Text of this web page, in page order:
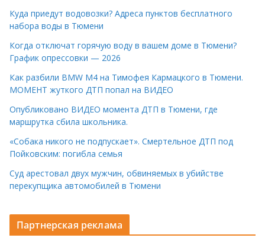
Куда приедут водовозки? Адреса пунктов бесплатного
набора воды в Тюмени
Когда отключат горячую воду в вашем доме в Тюмени?
График опрессовки — 2026
Как разбили BMW M4 на Тимофея Кармацкого в Тюмени.
МОМЕНТ жуткого ДТП попал на ВИДЕО
Опубликовано ВИДЕО момента ДТП в Тюмени, где
маршрутка сбила школьника.
«Собака никого не подпускает». Смертельное ДТП под
Пойковским: погибла семья
Суд арестовал двух мужчин, обвиняемых в убийстве
перекупщика автомобилей в Тюмени
Партнерская реклама